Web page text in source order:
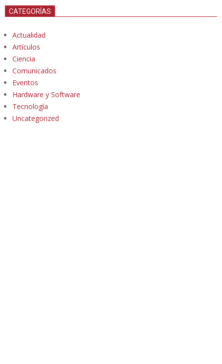
CATEGORÍAS
Actualidad
Artículos
Ciencia
Comunicados
Eventos
Hardware y Software
Tecnología
Uncategorized